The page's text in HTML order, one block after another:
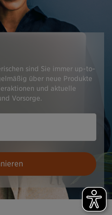
sind Sie immer up-to-
über neue Produkte
und aktuelle
Vorsorge.